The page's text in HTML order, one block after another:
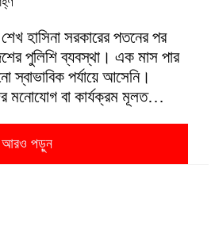
হাসিনা সরকারের পতনের পর
পুলিশি ব্যবস্থা। এক মাস পার
স্বাভাবিক পর্যায়ে আসেনি।
মনোযোগ বা কার্যক্রম মূলত…
আরও পড়ুন